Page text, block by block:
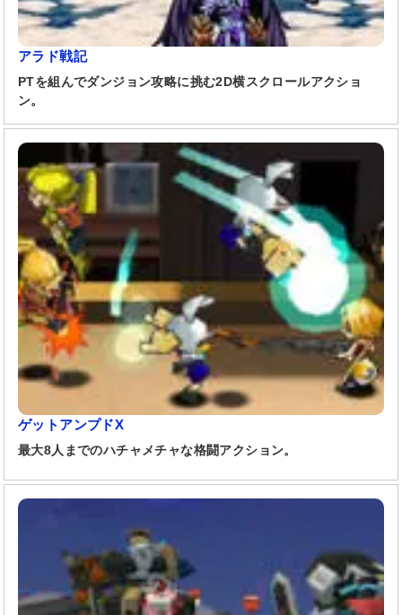
アラド戦記
PTを組んでダンジョン攻略に挑む2D横スクロールアクショ
ン。
ゲットアンプドX
最大8人までのハチャメチャな格闘アクション。